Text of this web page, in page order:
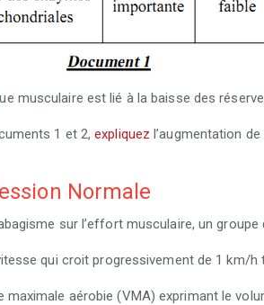
musculaire est lié à la baisse des
1 et 2,expliquezl’augmentation
Normale
sur l’effort musculaire, un
qui croit progressivement de 1 km/h
aérobie (VMA) exprimant le